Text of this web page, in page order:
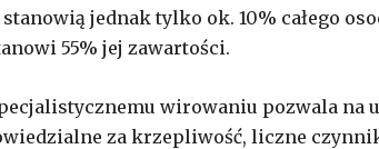
jednak tylko ok. 10% całego
55% jej zawartości.
wirowaniu pozwala na
za krzepliwość, liczne